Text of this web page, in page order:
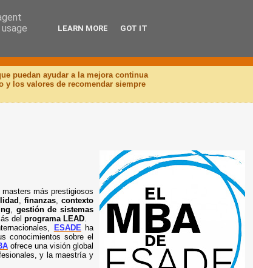
puedan ayudar a la mejora continua
y los valores de recomendar siempre
más prestigiosos
,finanzas,contexto
, gestión de sistemas
delprograma LEAD.
ESADEha
conocimientos sobre el
ofrece una visión global
y la maestría y
LEARN MORE GOT IT